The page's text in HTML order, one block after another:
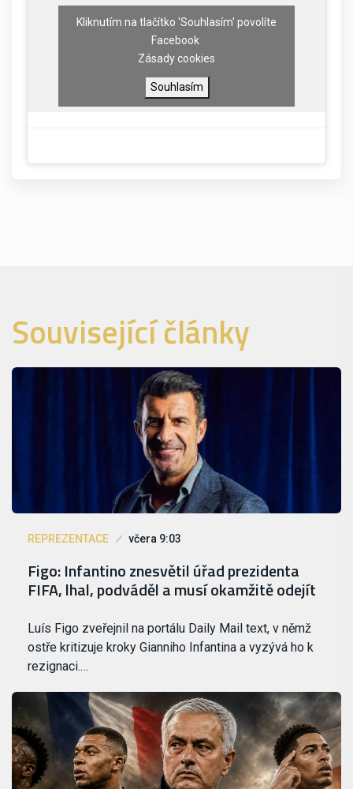
Kliknutím na tlačítko 'Souhlasím' povolíte
Facebook
Zásady cookies
Souhlasím
Související články
REPREZENTACE včera 9:03
Figo: Infantino znesvětil úřad prezidenta
FIFA, lhal, podváděl a musí okamžitě odejít
Luís Figo zveřejnil na portálu Daily Mail text, v němž
ostře kritizuje kroky Gianniho Infantina a vyzývá ho k
rezignaci.…